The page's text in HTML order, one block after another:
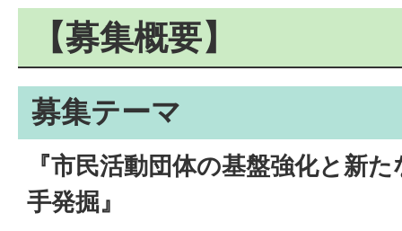
【募集概要】
募集テーマ
『市民活動団体の基盤強化と新
手発掘』